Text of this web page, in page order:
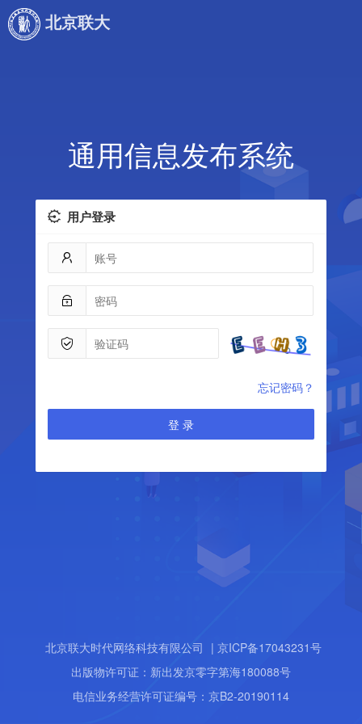
北京联大
通用信息发布系统
用户登录
忘记密码？
登 录
北京联大时代网络科技有限公司 | 京ICP备17043231号
出版物许可证：新出发京零字第海180088号
电信业务经营许可证编号：京B2-20190114